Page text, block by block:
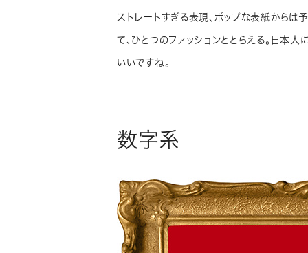
ストレートすぎる表現、ポップな表紙からは
て、ひとつのファッションととらえる。日本
いいですね。
数字系